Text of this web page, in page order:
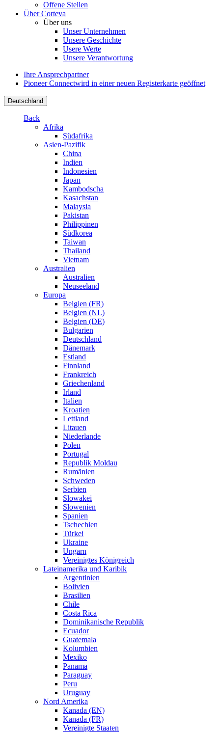
Offene Stellen
Über Corteva
Über uns
Unser Unternehmen
Unsere Geschichte
Usere Werte
Unsere Verantwortung
Ihre Ansprechpartner
Pioneer Connectwird in einer neuen Registerkarte geöffnet
Deutschland
Back
Afrika
Südafrika
Asien-Pazifik
China
Indien
Indonesien
Japan
Kambodscha
Kasachstan
Malaysia
Pakistan
Philippinen
Südkorea
Taiwan
Thailand
Vietnam
Australien
Australien
Neuseeland
Europa
Belgien (FR)
Belgien (NL)
Belgien (DE)
Bulgarien
Deutschland
Dänemark
Estland
Finnland
Frankreich
Griechenland
Irland
Italien
Kroatien
Lettland
Litauen
Niederlande
Polen
Portugal
Republik Moldau
Rumänien
Schweden
Serbien
Slowakei
Slowenien
Spanien
Tschechien
Türkei
Ukraine
Ungarn
Vereinigtes Königreich
Lateinamerika und Karibik
Argentinien
Bolivien
Brasilien
Chile
Costa Rica
Dominikanische Republik
Ecuador
Guatemala
Kolumbien
Mexiko
Panama
Paraguay
Peru
Uruguay
Nord Amerika
Kanada (EN)
Kanada (FR)
Vereinigte Staaten